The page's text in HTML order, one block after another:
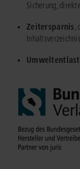
Sicherung,
Zeitersparnis,